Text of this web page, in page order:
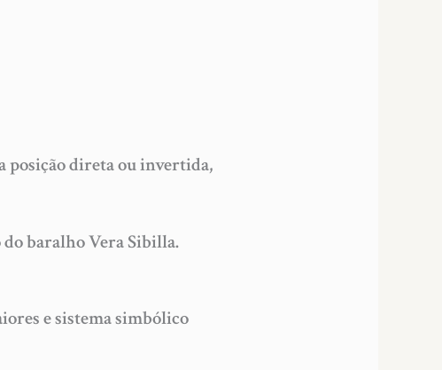
posição direta ou invertida,
baralho Vera Sibilla.
e sistema simbólico